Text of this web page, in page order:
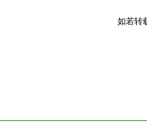
如若转